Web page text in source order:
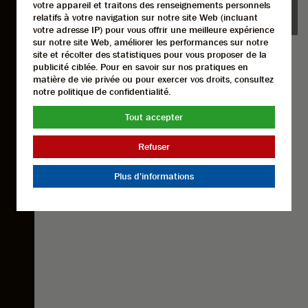
%
votre appareil et traitons des renseignements personnels
relatifs à votre navigation sur notre site Web (incluant
votre adresse IP) pour vous offrir une meilleure expérience
sur notre site Web, améliorer les performances sur notre
site et récolter des statistiques pour vous proposer de la
publicité ciblée. Pour en savoir sur nos pratiques en
matière de vie privée ou pour exercer vos droits, consultez
notre politique de confidentialité.
Tout accepter
Refuser
Plus d'informations